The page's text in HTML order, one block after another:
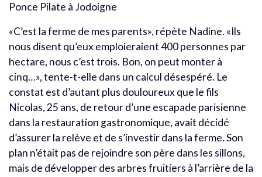
Ponce Pilate à Jodoigne
«C’est la ferme de mes parents», répète Nadine. «Ils
nous disent qu’eux emploieraient 400 personnes par
hectare, nous c’est trois. Bon, on peut monter à
cinq…», tente-t-elle dans un calcul désespéré. Le
constat est d’autant plus douloureux que le fils
Nicolas, 25 ans, de retour d’une escapade parisienne
dans la restauration gastronomique, avait décidé
d’assurer la relève et de s’investir dans la ferme. Son
plan n’était pas de rejoindre son père dans les sillons,
mais de développer des arbres fruitiers à l’arrière de la